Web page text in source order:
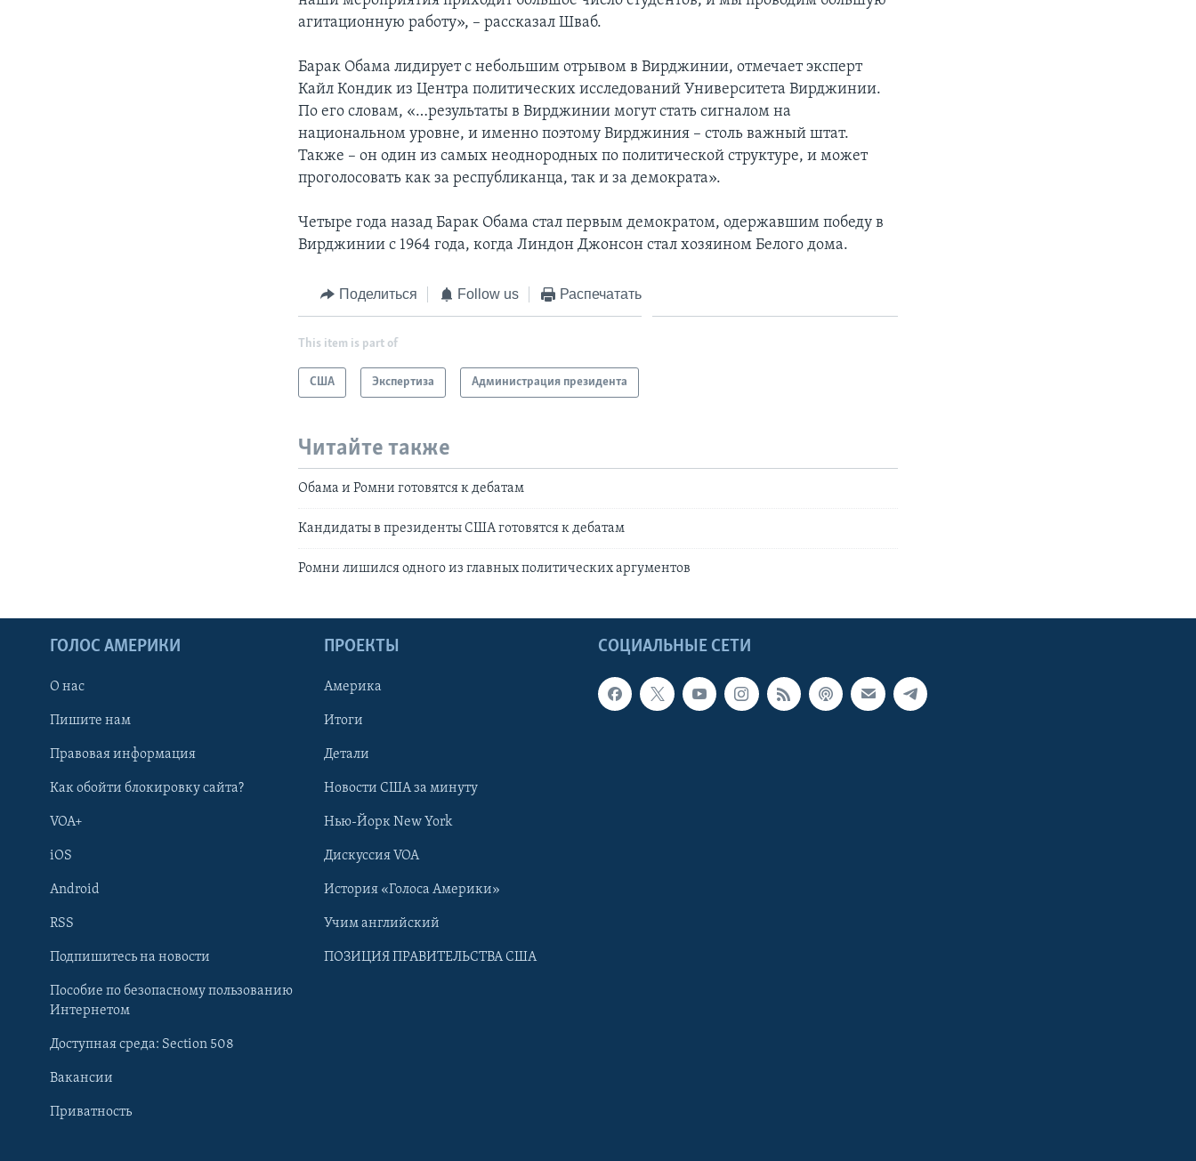
Learning English
Языки
агитационную работу», – рассказал Шваб.
Барак Обама лидирует с небольшим отрывом в Вирджинии, отмечает эксперт
Кайл Кондик из Центра политических исследований Университета Вирджинии.
По его словам, «…результаты в Вирджинии могут стать сигналом на
национальном уровне, и именно поэтому Вирджиния – столь важный штат.
Также – он один из самых неоднородных по политической структуре, и может
проголосовать как за республиканца, так и за демократа».
Четыре года назад Барак Обама стал первым демократом, одержавшим победу в
Вирджинии с 1964 года, когда Линдон Джонсон стал хозяином Белого дома.
Поделиться Follow us Распечатать
This item is part of
США Экспертиза Администрация президента
Читайте также
Обама и Ромни готовятся к дебатам
Кандидаты в президенты США готовятся к дебатам
Ромни лишился одного из главных политических аргументов
СОЦИАЛЬНЫЕ СЕТИ
ГОЛОС АМЕРИКИ
О нас
Пишите нам
Правовая информация
Как обойти блокировку сайта?
VOA+
iOS
Android
RSS
Подпишитесь на новости
Пособие по безопасному пользованию
Интернетом
Доступная среда: Section 508
Вакансии
Приватность
ПРОЕКТЫ
Америка
Итоги
Детали
Новости США за минуту
Нью-Йорк New York
Дискуссия VOA
История «Голоса Америки»
Учим английский
ПОЗИЦИЯ ПРАВИТЕЛЬСТВА США